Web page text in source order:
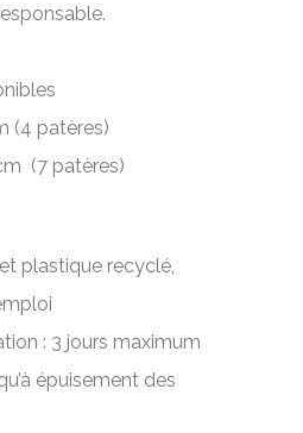
(4 patères)
(7 patères)
plastique recyclé,
: 3 jours maximum
épuisement des